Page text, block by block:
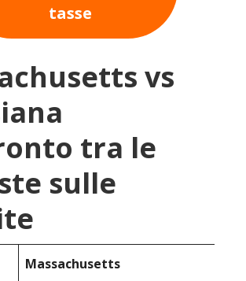
tasse
vs
tra le
sulle
Massachusetts